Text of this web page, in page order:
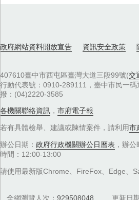
政府網站資料開放宣告 資訊安全政策
407610臺中市西屯區臺灣大道三段99號(交
行動代表號：0910-289111，臺中市民一
撥：(04)2220-3585
各機關聯絡資訊 ， 市府電子報
若有具體檢舉、建議或陳情案件，請利用市
辦公日期： 政府行政機關辦公日曆表 ，辦
時間：12:00-13:00
請使用最新版Chrome、FireFox、Edge、
全網瀏覽人次 929508048 更新日